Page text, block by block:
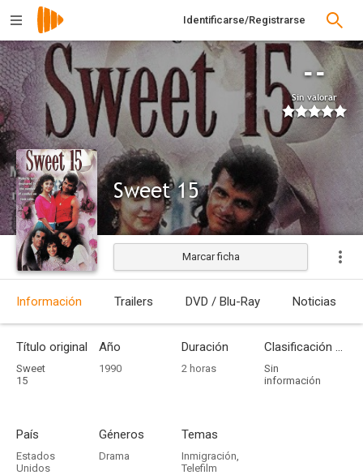
Identificarse/Registrarse
--
Sin valorar
Sweet 15
Estrenada
Marcar ficha
Información Trailers DVD / Blu-Ray Noticias
Título original
Sweet
15
Año
1990
Duración
2 horas
Clasificación por edades
Sin
información
País
Estados
Unidos
Géneros
Drama
Temas
Inmigración,
Telefilm